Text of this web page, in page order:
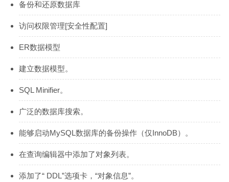
备份和还原数据库
访问权限管理[安全性配置]
ER数据模型
建立数据模型。
SQL Minifier。
广泛的数据库搜索。
能够启动MySQL数据库的备份操作（仅InnoDB）。
在查询编辑器中添加了对象列表。
添加了“ DDL”选项卡，“对象信息”。